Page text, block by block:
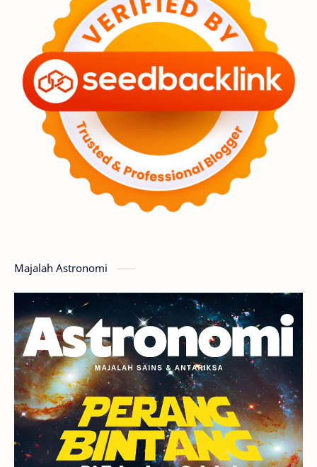
Asteroid Observasi
Premium Komet Bulan
Penelitian Serba-serbi Satelit
Luar Angkasa Video Aurora
Supernova Nebula Sponsored
Mars Planet Katai
GMT 2016
Planet Kerdil Bumi Pengetahuan
Berita Hujan Meteor Satelit Alami
Rasi Bintang Teleskop Saturnus
GBT 2018 UFO Advertorial
Astrofotografi
Majalah Astronomi